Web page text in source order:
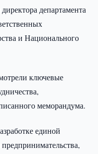
департамента
и Национального
ключевые
меморандума.
единой